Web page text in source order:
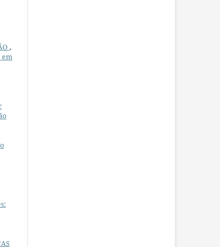
,
em